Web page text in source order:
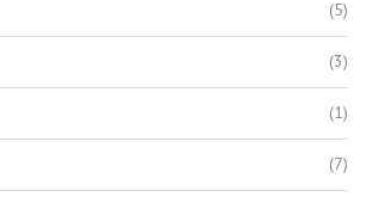
(5)
(3)
(1)
(7)